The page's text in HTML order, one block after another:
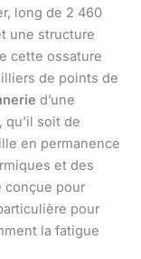
long de 2 460
une structure
cette ossature
de points de
d’une
, qu’il soit de
en permanence
et des
conçue pour
pour
la fatigue